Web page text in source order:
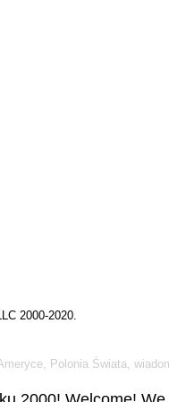
2000-2020.
Polonia Świata,